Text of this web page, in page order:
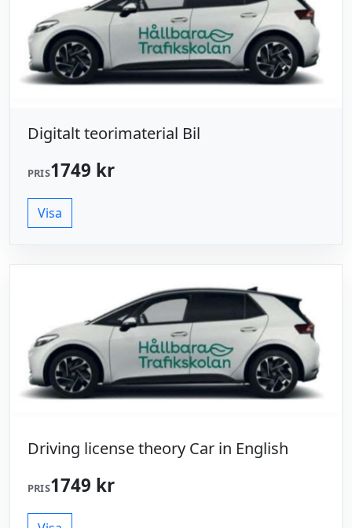
Digitalt teorimaterial Bil
PRIS1749 kr
Visa
Driving license theory Car in English
PRIS1749 kr